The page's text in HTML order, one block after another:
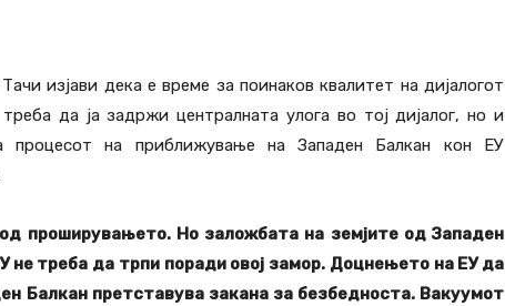
изјави дека е време за поинаков квалитет на дијалогот
да ја задржи централната улога во тој дијалог, но и
процесот на приближување на Западен Балкан кон ЕУ
проширувањето. Но заложбата на земјите од Западен
не треба да трпи поради овој замор. Доцнењето на ЕУ да
Балкан претставува закана за безбедноста. Вакуумот